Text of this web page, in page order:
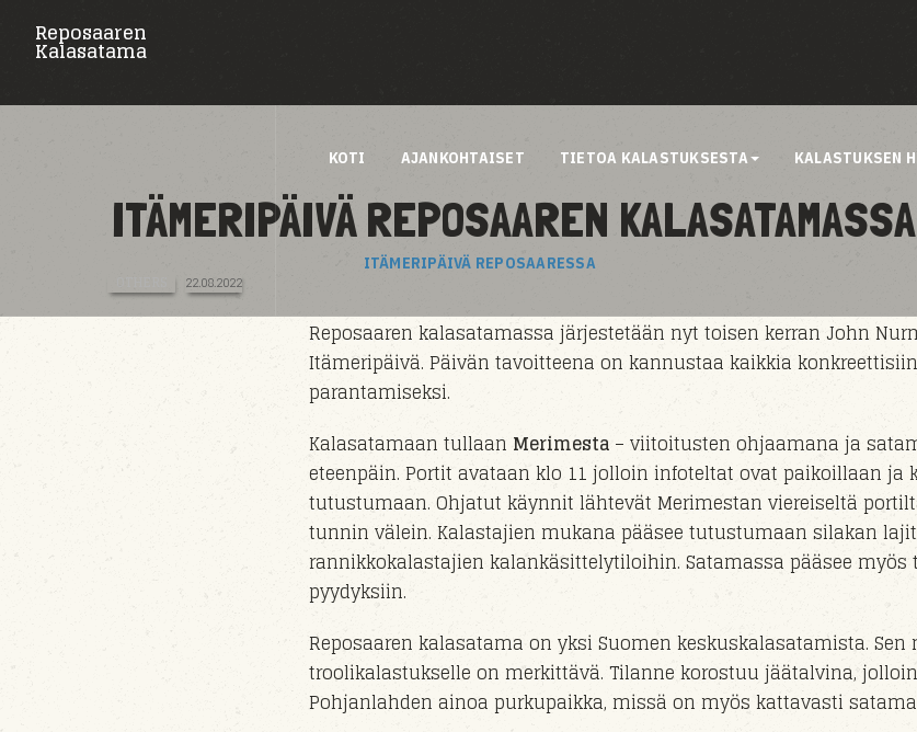
Reposaaren
Kalasatama
KOTI AJANKOHTAISET TIETOA KALASTUKSESTA KALASTUKSEN
ITÄMERIPÄIVÄ REPOSAARESSA
ITÄMERIPÄIVÄ REPOSAAREN KALASATAMASSA
22.08.2022
Reposaaren kalasatamassa järjestetään nyt toisen kerran John
Itämeripäivä. Päivän tavoitteena on kannustaa kaikkia
parantamiseksi.
Kalasatamaan tullaan Merimesta – viitoitusten ohjaamana ja
eteenpäin. Portit avataan klo 11 jolloin infoteltat ovat paikoillaan ja
tutustumaan. Ohjatut käynnit lähtevät Merimestan viereiseltä
tunnin välein. Kalastajien mukana pääsee tutustumaan silakan
rannikkokalastajien kalankäsittelytiloihin. Satamassa pääsee
pyydyksiin.
Reposaaren kalasatama on yksi Suomen keskuskalasatamista.
troolikalastukselle on merkittävä. Tilanne korostuu jäätalvina,
Pohjanlahden ainoa purkupaikka, missä on myös kattavasti